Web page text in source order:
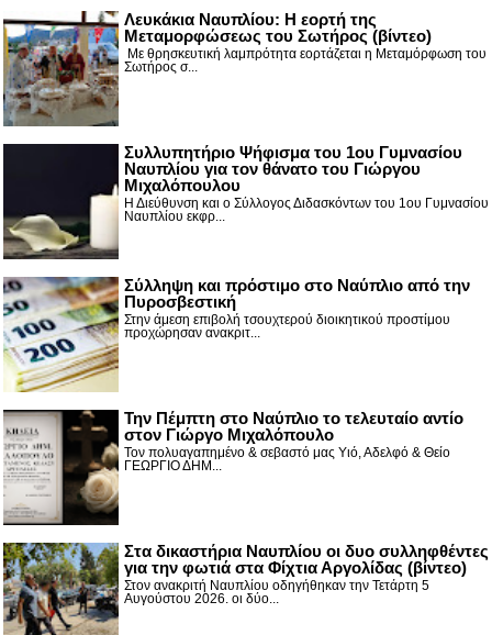
Λευκάκια Ναυπλίου: Η εορτή της
Μεταμορφώσεως του Σωτήρος (βίντεο)
Με θρησκευτική λαμπρότητα εορτάζεται η Μεταμόρφωση του
Σωτήρος σ...
Συλλυπητήριο Ψήφισμα του 1ου Γυμνασίου
Ναυπλίου για τον θάνατο του Γιώργου
Μιχαλόπουλου
Η Διεύθυνση και ο Σύλλογος Διδασκόντων του 1ου Γυμνασίου
Ναυπλίου εκφρ...
Σύλληψη και πρόστιμο στο Ναύπλιο από την
Πυροσβεστική
Στην άμεση επιβολή τσουχτερού διοικητικού προστίμου
προχώρησαν ανακριτ...
Την Πέμπτη στο Ναύπλιο το τελευταίο αντίο
στον Γιώργο Μιχαλόπουλο
Τον πολυαγαπημένο & σεβαστό μας Υιό, Αδελφό & Θείο
ΓΕΩΡΓΙΟ ΔΗΜ...
Στα δικαστήρια Ναυπλίου οι δυο συλληφθέντες
για την φωτιά στα Φίχτια Αργολίδας (βίντεο)
Στον ανακριτή Ναυπλίου οδηγήθηκαν την Τετάρτη 5
Αυγούστου 2026. οι δύο...